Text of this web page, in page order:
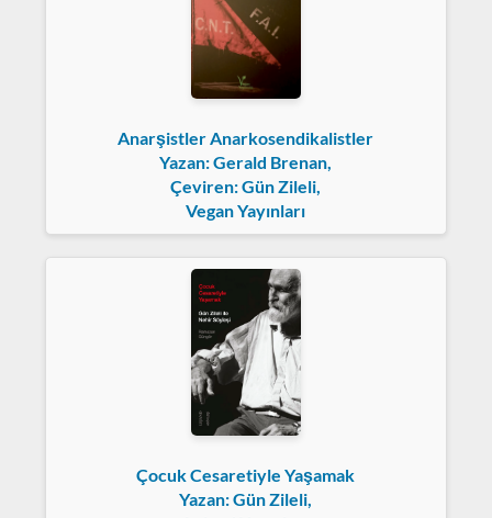
Anarşistler Anarkosendikalistler
Yazan: Gerald Brenan,
Çeviren: Gün Zileli,
Vegan Yayınları
Çocuk Cesaretiyle Yaşamak
Yazan: Gün Zileli,